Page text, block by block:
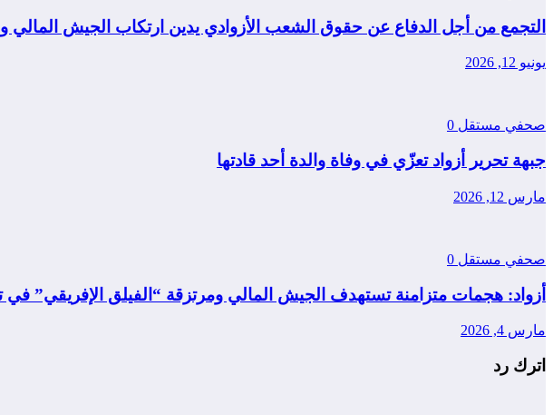
التجمع من أجل الدفاع عن حقوق الشعب الأزوادي يدين ارتكاب الجيش
يونيو 12, 2026
صحفي مستقل 0
جبهة تحرير أزواد تعزّي في وفاة والدة أحد قادتها
مارس 12, 2026
صحفي مستقل 0
أزواد: هجمات متزامنة تستهدف الجيش المالي ومرتزقة “الفيلق الإفريقي” في
مارس 4, 2026
اترك رد